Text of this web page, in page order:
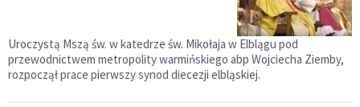
Uroczystą Mszą św. w katedrze św. Mikołaja w Elblągu pod
przewodnictwem metropolity warmińskiego abp Wojciecha Ziemby,
rozpoczął prace pierwszy synod diecezji elbląskiej.